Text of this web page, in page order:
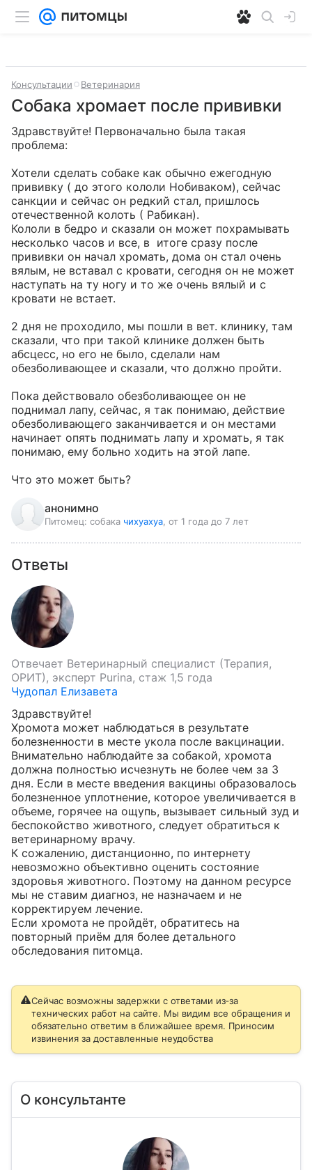
Консультации Ветеринария
Собака хромает после прививки
Здравствуйте! Первоначально была такая
проблема:
Хотели сделать собаке как обычно ежегодную
прививку ( до этого кололи Нобиваком), сейчас
санкции и сейчас он редкий стал, пришлось
отечественной колоть ( Рабикан).
Кололи в бедро и сказали он может похрамывать
несколько часов и все, в  итоге сразу после
прививки он начал хромать, дома он стал очень
вялым, не вставал с кровати, сегодня он не может
наступать на ту ногу и то же очень вялый и с
кровати не встает.
2 дня не проходило, мы пошли в вет. клинику, там
сказали, что при такой клинике должен быть
абсцесс, но его не было, сделали нам
обезболивающее и сказали, что должно пройти.
Пока действовало обезболивающее он не
поднимал лапу, сейчас, я так понимаю, действие
обезболивающего заканчивается и он местами
начинает опять поднимать лапу и хромать, я так
понимаю, ему больно ходить на этой лапе.
Что это может быть?
анонимно
Питомец: собака чихуахуа , от 1 года до 7 лет
Ответы
Отвечает Ветеринарный специалист (Терапия,
ОРИТ), эксперт Purina, стаж 1,5 года
Чудопал Елизавета
Здравствуйте!
Хромота может наблюдаться в результате
болезненности в месте укола после вакцинации.
Внимательно наблюдайте за собакой, хромота
должна полностью исчезнуть не более чем за 3
дня. Если в месте введения вакцины образовалось
болезненное уплотнение, которое увеличивается в
объеме, горячее на ощупь, вызывает сильный зуд и
беспокойство животного, следует обратиться к
ветеринарному врачу.
К сожалению, дистанционно, по интернету
невозможно объективно оценить состояние
здоровья животного. Поэтому на данном ресурсе
мы не ставим диагноз, не назначаем и не
корректируем лечение.
Если хромота не пройдёт, обратитесь на
повторный приём для более детального
обследования питомца.
Сейчас возможны задержки с ответами из‑за
технических работ на сайте. Мы видим все обращения и
обязательно ответим в ближайшее время. Приносим
извинения за доставленные неудобства
О консультанте